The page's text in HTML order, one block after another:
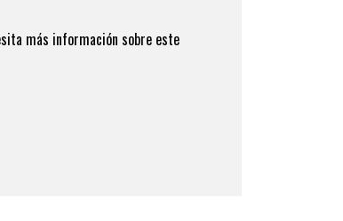
más información sobre este